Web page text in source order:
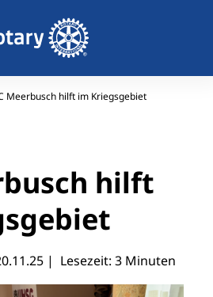
Meerbusch hilft im Kriegsgebiet
hilft
| Lesezeit: 3 Minuten